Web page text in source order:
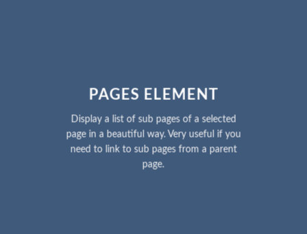
PAGES ELEMENT
Display a list of sub pages of a selected
page in a beautiful way. Very useful if you
need to link to sub pages from a parent
page.